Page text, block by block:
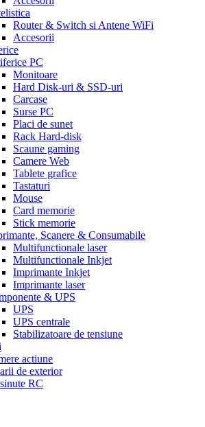
Router & Switch si Antene WiFi
Accesorii
PC
Monitoare
Hard Disk-uri & SSD-uri
Carcase
Surse PC
Placi de sunet
Rack Hard-disk
Scaune gaming
Camere Web
Tablete grafice
Tastaturi
Mouse
Card memorie
Stick memorie
Scanere & Consumabile
Multifunctionale laser
Multifunctionale Inkjet
Imprimante Inkjet
Imprimante laser
& UPS
UPS
UPS centrale
Stabilizatoare de tensiune
actiune
de exterior
RC